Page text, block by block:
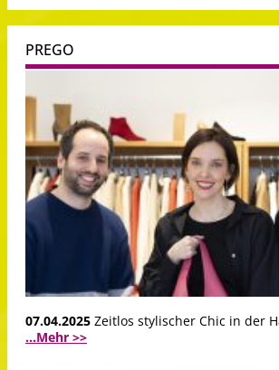
PREGO
07.04.2025 Zeitlos stylischer Chic in der
...Mehr >>